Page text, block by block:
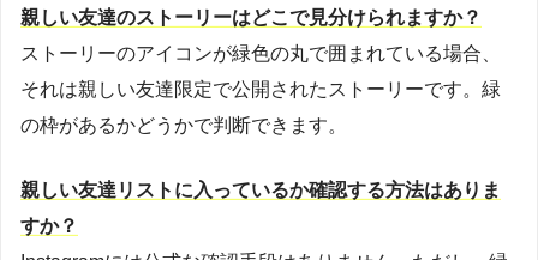
親しい友達のストーリーはどこで見分けられますか？
ストーリーのアイコンが緑色の丸で囲まれている場合、
それは親しい友達限定で公開されたストーリーです。緑
の枠があるかどうかで判断できます。
親しい友達リストに入っているか確認する方法はありま
すか？